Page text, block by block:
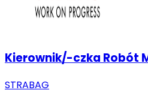
Kierownik/-czka Robót
STRABAG